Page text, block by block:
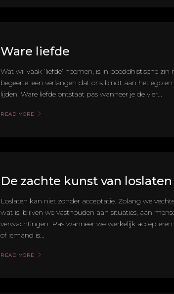
Ware liefde
Wat wij vaak ‘liefde’ noemen, is in boeddhistische zin
begeerte: een verlangen dat ons bindt aan het ego
lijden. Ware liefde ontstaat pas wanneer je de vier...
READ MORE
De zachte kunst van loslaten
Loslaten kan niet zonder acceptatie. Zolang we
wat is, blijven we vasthouden aan situaties, aan
verwachtingen. Pas wanneer we werkelijk
of iemand is...
READ MORE